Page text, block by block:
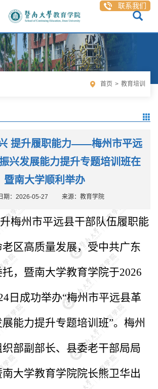
联系我们
首页 > 教育培训
提升履职能力——梅州市平远
兴发展能力提升专题培训班在
暨南大学顺利举办
期：2026-05-27 来源：教育学院
梅州市平远县干部队伍履职能
区高质量发展，受中共广东
，暨南大学教育学院于2026
日成功举办“梅州市平远县革
能力提升专题培训班”。梅州
部副部长、县委老干部局局
大学教育学院院长熊卫华出